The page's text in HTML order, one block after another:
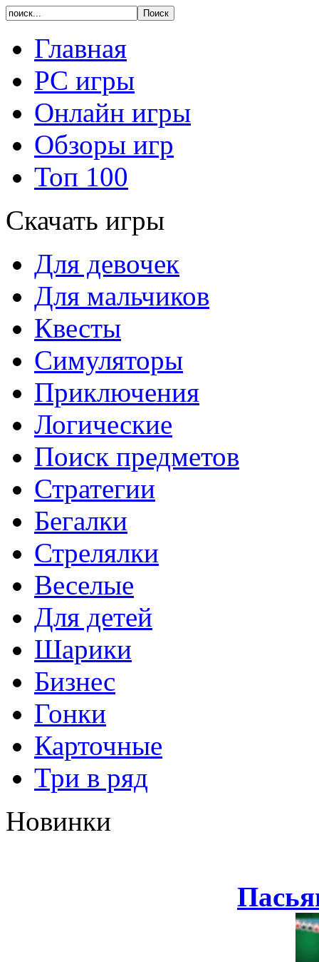
Главная
PC игры
Онлайн игры
Обзоры игр
Топ 100
Скачать игры
Для девочек
Для мальчиков
Квесты
Симуляторы
Приключения
Логические
Поиск предметов
Стратегии
Бегалки
Стрелялки
Веселые
Для детей
Шарики
Бизнес
Гонки
Карточные
Три в ряд
Новинки